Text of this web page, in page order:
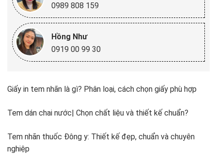
0989 808 159
Hồng Như
0919 00 99 30
Giấy in tem nhãn là gì? Phân loại, cách chọn giấy phù hợp
Tem dán chai nước| Chọn chất liệu và thiết kế chuẩn?
Tem nhãn thuốc Đông y: Thiết kế đẹp, chuẩn và chuyên
nghiệp